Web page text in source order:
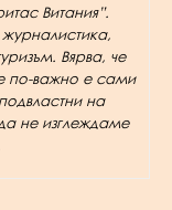
Витания”.
Вярва, че
по-важно е сами
на
не изглеждаме